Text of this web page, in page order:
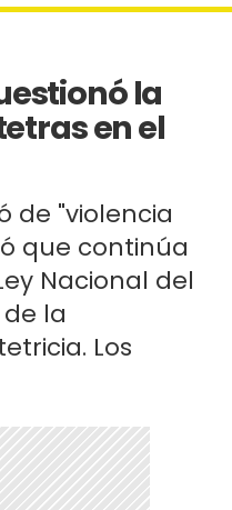
la
en el
de "violencia
que continúa
Nacional del
la
Los